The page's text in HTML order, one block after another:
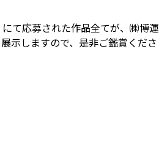
て応募された作品全てが、㈱博運
示しますので、是非ご鑑賞くださ